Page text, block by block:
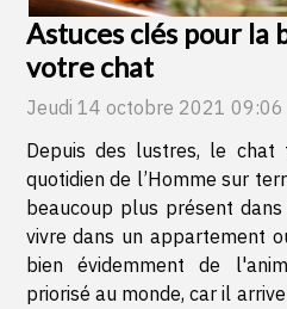
Astuces clés pour la
votre chat
Jeudi 14 octobre 2021 09:06
Depuis des lustres, le
quotidien de l’Homme sur
beaucoup plus présent
vivre dans un appartement
bien évidemment de
priorisé au monde, car il